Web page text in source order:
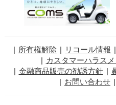
所有権解除 リコール情報
カスタマーハラス
金融商品販売の勧誘方針
お問い合わせ